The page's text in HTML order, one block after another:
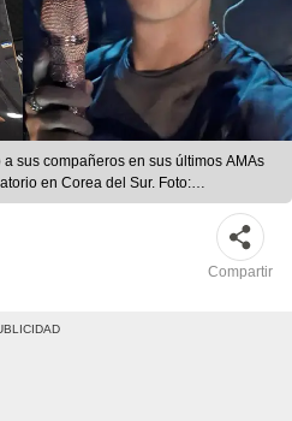
sus compañeros en sus últimos AMAs
en Corea del Sur. Foto:
Compartir